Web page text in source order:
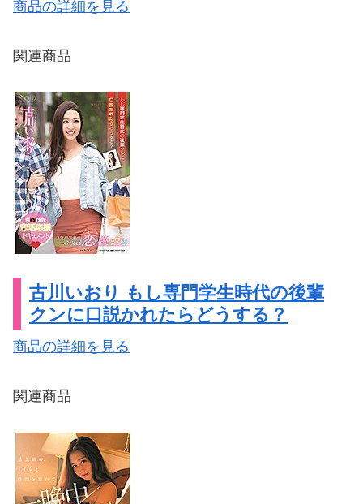
商品の詳細を見る
関連商品
古川いおり もし専門学生時代の後輩
クンに口説かれたらどうする？
商品の詳細を見る
関連商品